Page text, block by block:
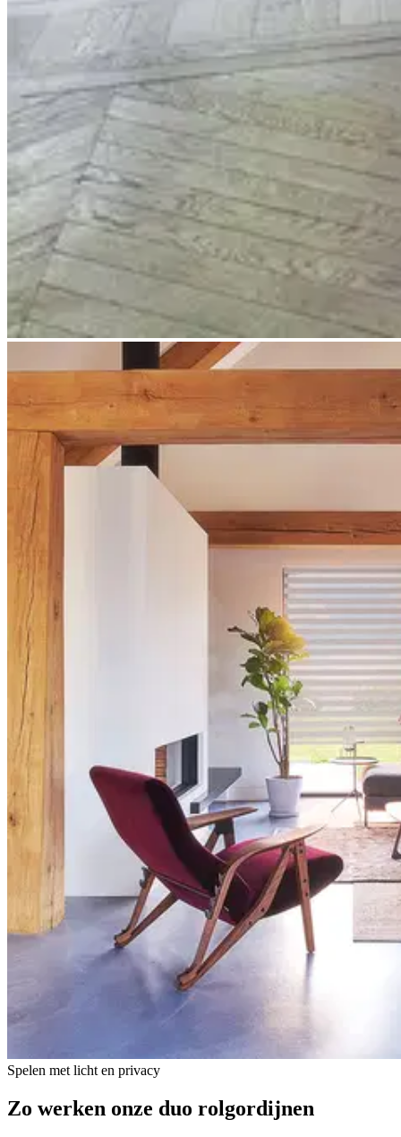
Spelen met licht en privacy
Zo werken onze duo rolgordijnen